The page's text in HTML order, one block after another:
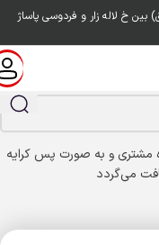
بین خ لاله زار و فردوسی پاساژ
مشتری و به صورت پس کرایه
می‌گردد